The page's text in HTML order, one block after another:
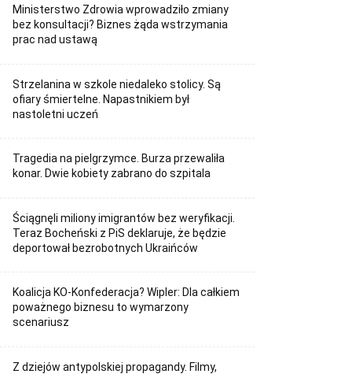
Ministerstwo Zdrowia wprowadziło zmiany
bez konsultacji? Biznes żąda wstrzymania
prac nad ustawą
Strzelanina w szkole niedaleko stolicy. Są
ofiary śmiertelne. Napastnikiem był
nastoletni uczeń
Tragedia na pielgrzymce. Burza przewaliła
konar. Dwie kobiety zabrano do szpitala
Ściągnęli miliony imigrantów bez weryfikacji.
Teraz Bocheński z PiS deklaruje, że będzie
deportował bezrobotnych Ukraińców
Koalicja KO-Konfederacja? Wipler: Dla całkiem
poważnego biznesu to wymarzony
scenariusz
Z dziejów antypolskiej propagandy. Filmy,